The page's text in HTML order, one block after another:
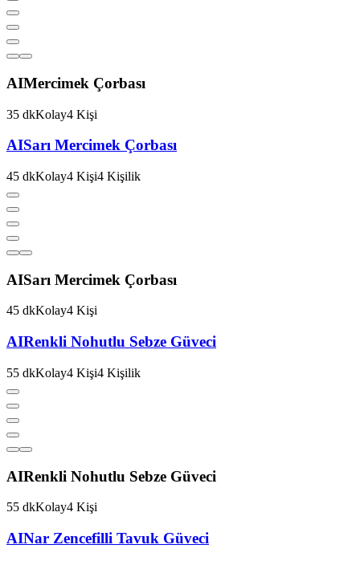
AIMercimek Çorbası
35 dkKolay4 Kişi
AISarı Mercimek Çorbası
45 dkKolay4 Kişi4 Kişilik
AISarı Mercimek Çorbası
45 dkKolay4 Kişi
AIRenkli Nohutlu Sebze Güveci
55 dkKolay4 Kişi4 Kişilik
AIRenkli Nohutlu Sebze Güveci
55 dkKolay4 Kişi
AINar Zencefilli Tavuk Güveci